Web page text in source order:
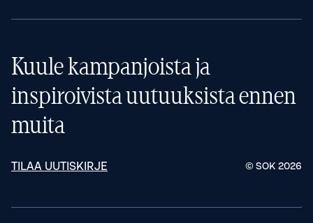
Kuule kampanjoista ja
inspiroivista uutuuksista ennen
muita
TILAA UUTISKIRJE © SOK 2026